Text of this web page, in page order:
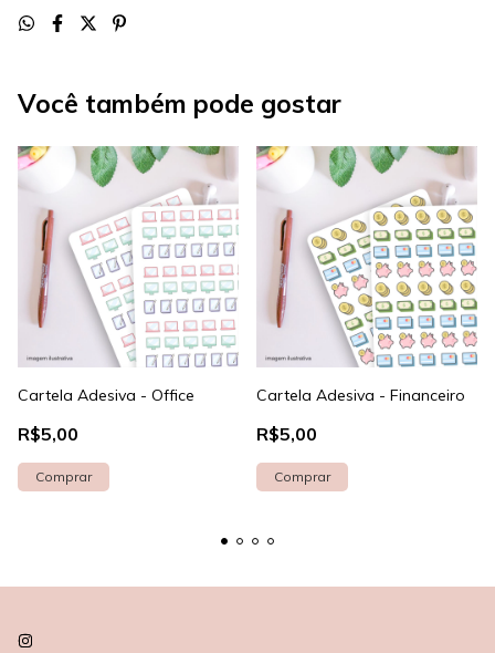
Você também pode gostar
Cartela Adesiva - Office
R$5,00
Cartela Adesiva - Financeiro
R$5,00